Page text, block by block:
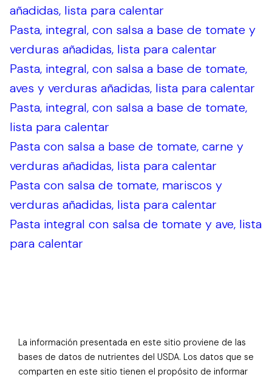
añadidas, lista para calentar
Pasta, integral, con salsa a base de tomate y
verduras añadidas, lista para calentar
Pasta, integral, con salsa a base de tomate,
aves y verduras añadidas, lista para calentar
Pasta, integral, con salsa a base de tomate,
lista para calentar
Pasta con salsa a base de tomate, carne y
verduras añadidas, lista para calentar
Pasta con salsa de tomate, mariscos y
verduras añadidas, lista para calentar
Pasta integral con salsa de tomate y ave, lista
para calentar
La información presentada en este sitio proviene de las
bases de datos de nutrientes del USDA. Los datos que se
comparten en este sitio tienen el propósito de informar